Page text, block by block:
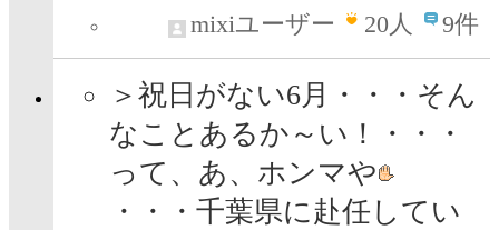
mixiユーザー
20人 9件
＞祝日がない6月・・・そん
なことあるか～い！・・・
って、あ、ホンマや
・・・千葉県に赴任してい